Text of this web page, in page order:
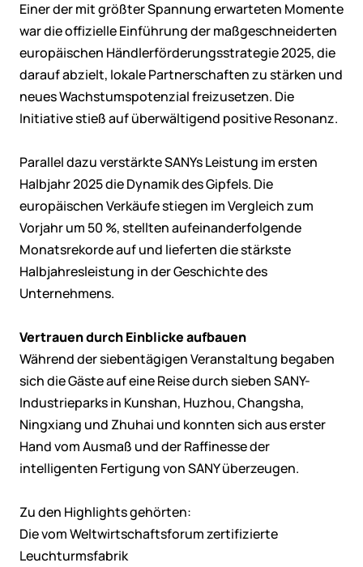
Einer der mit größter Spannung erwarteten Momente
war die offizielle Einführung der maßgeschneiderten
europäischen Händlerförderungsstrategie 2025, die
darauf abzielt, lokale Partnerschaften zu stärken und
neues Wachstumspotenzial freizusetzen. Die
Initiative stieß auf überwältigend positive Resonanz.
Parallel dazu verstärkte SANYs Leistung im ersten
Halbjahr 2025 die Dynamik des Gipfels. Die
europäischen Verkäufe stiegen im Vergleich zum
Vorjahr um 50 %, stellten aufeinanderfolgende
Monatsrekorde auf und lieferten die stärkste
Halbjahresleistung in der Geschichte des
Unternehmens.
Vertrauen durch Einblicke aufbauen
Während der siebentägigen Veranstaltung begaben
sich die Gäste auf eine Reise durch sieben SANY-
Industrieparks in Kunshan, Huzhou, Changsha,
Ningxiang und Zhuhai und konnten sich aus erster
Hand vom Ausmaß und der Raffinesse der
intelligenten Fertigung von SANY überzeugen.
Zu den Highlights gehörten:
Die vom Weltwirtschaftsforum zertifizierte
Leuchturmsfabrik